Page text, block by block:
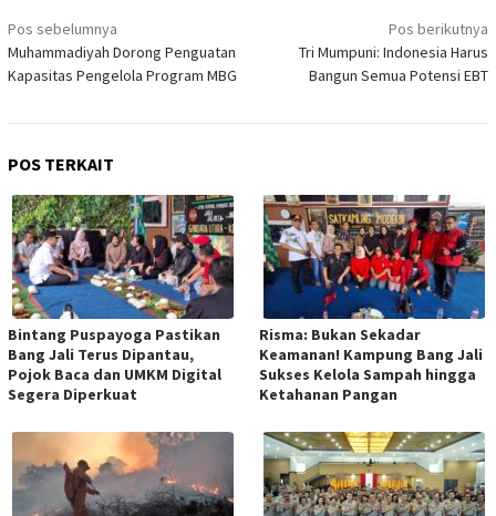
Navigasi
pos
Pos sebelumnya
Muhammadiyah Dorong Penguatan
Kapasitas Pengelola Program MBG
Pos berikutnya
Tri Mumpuni: Indonesia Harus
Bangun Semua Potensi EBT
POS TERKAIT
Bintang Puspayoga Pastikan
Bang Jali Terus Dipantau,
Pojok Baca dan UMKM Digital
Segera Diperkuat
Risma: Bukan Sekadar
Keamanan! Kampung Bang Jali
Sukses Kelola Sampah hingga
Ketahanan Pangan